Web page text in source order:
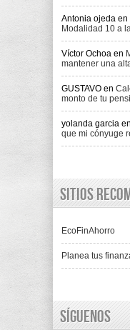
Antonia ojeda en
Modalidad 10 a
Víctor Ochoa en
mantener una
GUSTAVO en
monto de tu
yolanda garcia en
que mi cónyuge
Sitios
EcoFinAhorro
Planea tus
Síguenos